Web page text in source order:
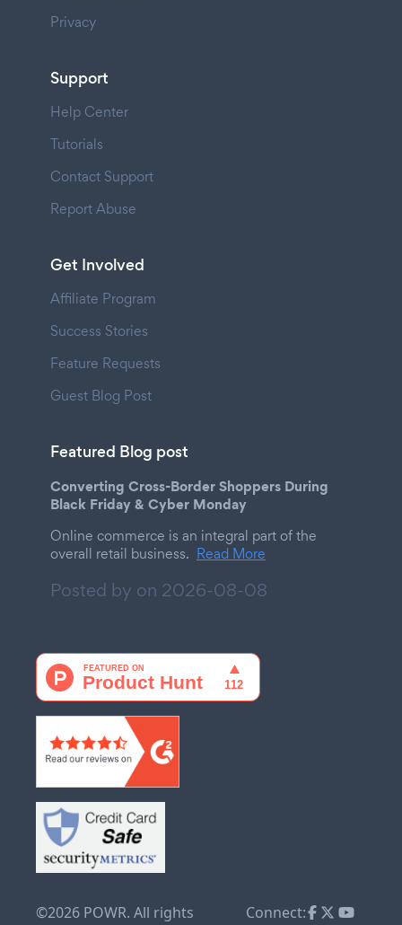
Privacy
Support
Help Center
Tutorials
Contact Support
Report Abuse
Get Involved
Affiliate Program
Success Stories
Feature Requests
Guest Blog Post
Featured Blog post
Converting Cross-Border Shoppers During
Black Friday & Cyber Monday
Online commerce is an integral part of the
overall retail business. Read More
Posted by on 2026-08-08
©2026 POWR. All rights
Connect: